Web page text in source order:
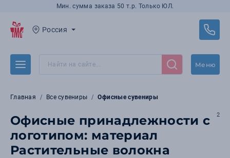
Мин. сумма заказа 50 т.р. Только ЮЛ.
Россия
Меню
Главная Все сувениры Офисные сувениры
Офисные принадлежности с
логотипом: материал
Растительные волокна
2